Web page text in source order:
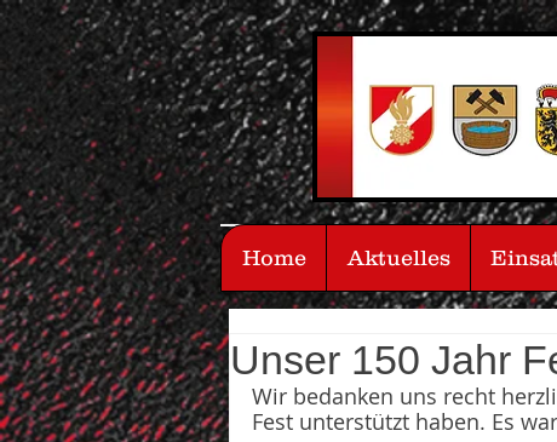
Unser 150 Jahr
Wir bedanken uns recht
Fest unterstützt haben. Es
Home Aktuelles